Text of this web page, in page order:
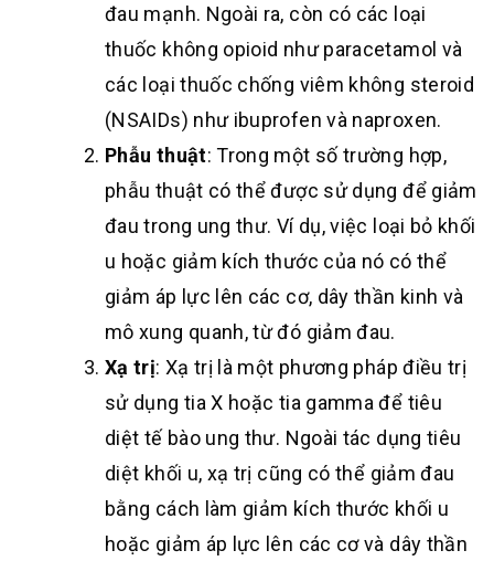
đau mạnh. Ngoài ra, còn có các loại
thuốc không opioid như paracetamol và
các loại thuốc chống viêm không steroid
(NSAIDs) như ibuprofen và naproxen.
Phẫu thuật: Trong một số trường hợp,
phẫu thuật có thể được sử dụng để giảm
đau trong ung thư. Ví dụ, việc loại bỏ khối
u hoặc giảm kích thước của nó có thể
giảm áp lực lên các cơ, dây thần kinh và
mô xung quanh, từ đó giảm đau.
Xạ trị: Xạ trị là một phương pháp điều trị
sử dụng tia X hoặc tia gamma để tiêu
diệt tế bào ung thư. Ngoài tác dụng tiêu
diệt khối u, xạ trị cũng có thể giảm đau
bằng cách làm giảm kích thước khối u
hoặc giảm áp lực lên các cơ và dây thần